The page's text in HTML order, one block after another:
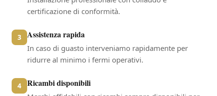
certificazione di conformità.
3 Assistenza rapida
In caso di guasto interveniamo rapidamente per
ridurre al minimo i fermi operativi.
4 Ricambi disponibili